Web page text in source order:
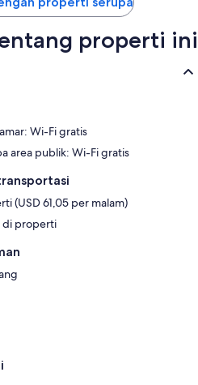
properti ini
Wi-Fi gratis
area publik: Wi-Fi gratis
(USD 61,05 per malam)
di properti